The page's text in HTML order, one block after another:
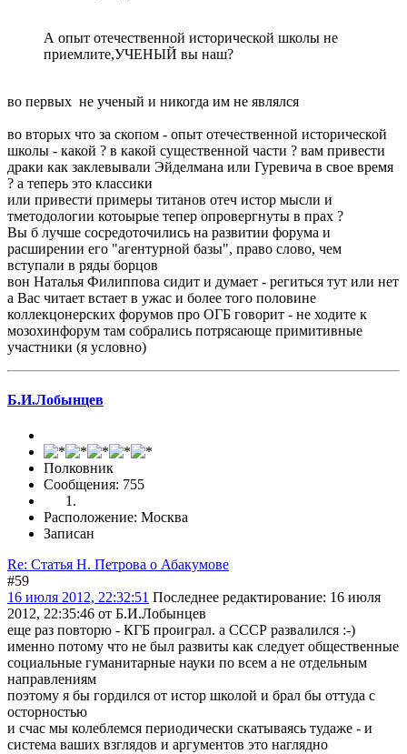
А опыт отечественной исторической школы не
приемлите,УЧЕНЫЙ вы наш?
во первых не ученый и никогда им не являлся
во вторых что за скопом - опыт отечественной исторической
школы - какой ? в какой существенной части ? вам привести
драки как заклевывали Эйделмана или Гуревича в свое время
? а теперь это классики
или привести примеры титанов отеч истор мысли и
тметодологии котоырые тепер опровергнуты в прах ?
Вы б лучше сосредоточились на развитии форума и
расширении его "агентурной базы", право слово, чем
вступали в ряды борцов
вон Наталья Филиппова сидит и думает - региться тут или нет
а Вас читает встает в ужас и более того половине
коллекцонерских форумов про ОГБ говорит - не ходите к
мозохинфорум там собрались потрясающе примитивные
участники (я условно)
Б.И.Лобынцев
Полковник
Сообщения: 755
Расположение: Москва
Записан
Re: Статья Н. Петрова о Абакумове
#59
16 июля 2012, 22:32:51 Последнее редактирование: 16 июля
2012, 22:35:46 от Б.И.Лобынцев
еще раз повторю - КГБ проиграл. а СССР развалился :-)
именно потому что не был развиты как следует общественные
социальные гуманитарные науки по всем а не отдельным
направлениям
поэтому я бы гордился от истор школой и брал бы оттуда с
осторностью
и счас мы колеблемся периодически скатываясь тудаже - и
система ваших взглядов и аргументов это наглядно